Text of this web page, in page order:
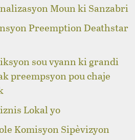
Moun ki Sanzabri
Preemption Deathstar
sou vyann ki grandi
preempsyon pou chaje
Lokal yo
Komisyon Sipèvizyon